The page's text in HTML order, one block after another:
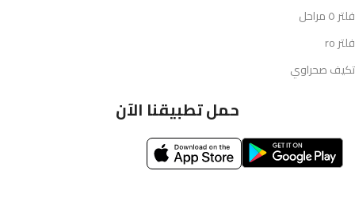
فلتر ٥ مراحل
فلتر ro
تكيف صحراوي
حمل تطبيقنا الآن